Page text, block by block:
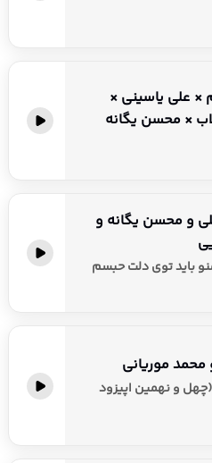
× علی یاسینی ×
× محسن یگانه
و محسن یگانه و
باید توی دلت حبسم
محمد موریانی
فیت 49 (چهل و نهمین اپیزود